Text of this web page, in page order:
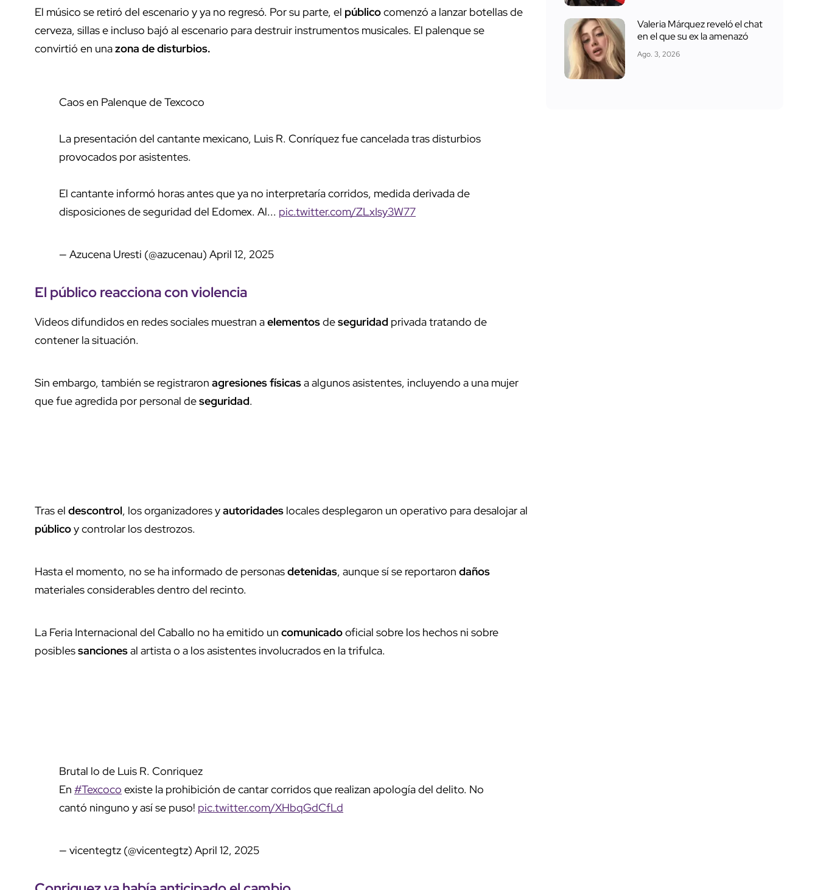
El músico se retiró del escenario y ya no regresó. Por su parte, el públicocomenzó a lanzar botellas de
cerveza, sillas e incluso bajó al escenario para destruir instrumentos musicales. El palenque se
convirtió en unazona de disturbios.
Caos en Palenque de Texcoco
La presentación del cantante mexicano, Luis R. Conríquez fue cancelada tras disturbios
provocados por asistentes.
El cantante informó horas antes que ya no interpretaría corridos, medida derivada de
disposiciones de seguridad del Edomex. Al... pic.twitter.com/ZLxIsy3W77
— Azucena Uresti (@azucenau) April 12, 2025
El públicoreacciona conviolencia
Videos difundidos en redes sociales muestran aelementosdeseguridad privada tratando de
contener la situación.
Sin embargo, también se registraron agresiones físicasa algunos asistentes, incluyendo a una mujer
que fue agredida por personal deseguridad.
Tras el descontrol, los organizadores yautoridades locales desplegaron un operativo para desalojar al
públicoy controlar los destrozos.
Hasta el momento, no se ha informado de personasdetenidas, aunque sí se reportaron daños
materiales considerables dentro del recinto.
La Feria Internacional del Caballo no ha emitido un comunicadooficial sobre los hechos ni sobre
posiblessancionesal artista o a los asistentes involucrados en la trifulca.
Brutal lo de Luis R. Conriquez
En #Texcoco existe la prohibición de cantar corridos que realizan apología del delito. No
cantó ninguno y así se puso! pic.twitter.com/XHbqGdCfLd
— vicentegtz (@vicentegtz) April 12, 2025
Valeria Márquez reveló el chat
en el que su ex la amenazó
Ago. 3, 2026